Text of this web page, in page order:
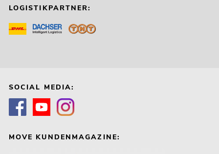
LOGISTIKPARTNER:
SOCIAL MEDIA:
MOVE KUNDENMAGAZINE: